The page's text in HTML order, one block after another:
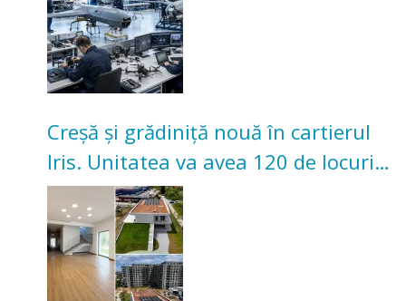
Creșă și grădiniță nouă în cartierul
Iris. Unitatea va avea 120 de locuri
pentru copii